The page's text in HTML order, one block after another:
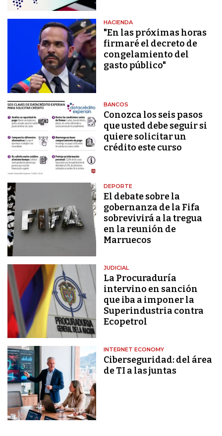
HACIENDA
"En las próximas horas
firmaré el decreto de
congelamiento del
gasto público"
BANCOS
Conozca los seis pasos
que usted debe seguir si
quiere solicitar un
crédito este curso
DEPORTE
El debate sobre la
gobernanza de la Fifa
sobrevivirá a la tregua
en la reunión de
Marruecos
JUDICIAL
La Procuraduría
intervino en sanción
que iba a imponer la
Superindustria contra
Ecopetrol
INTERNET ECONOMY
Ciberseguridad: del área
de TI a las juntas